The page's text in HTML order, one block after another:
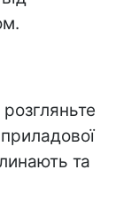
та